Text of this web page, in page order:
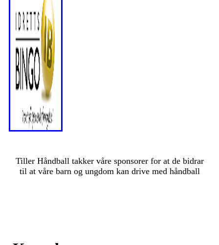
Tiller Håndball takker våre sponsorer for at de bidrar
til at våre barn og ungdom kan drive med håndball